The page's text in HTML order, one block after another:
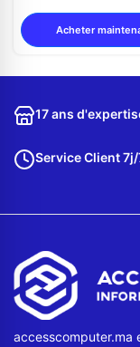
Acheter
17 ans
Service Client
accesscomputer.ma